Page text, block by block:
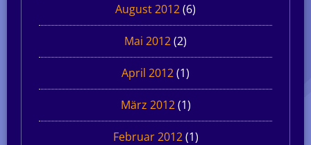
August 2012(6)
Mai 2012(2)
April 2012(1)
März 2012(1)
Februar 2012(1)